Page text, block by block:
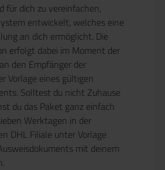
für dich zu vereinfachen,
entwickelt, welches eine
an dich ermöglicht. Die
erfolgt dabei im Moment der
den Empfänger der
Vorlage eines gültigen
Solltest du nicht Zuhause
du das Paket ganz einfach
Werktagen in der
DHL Filiale unter Vorlage
mit deinem